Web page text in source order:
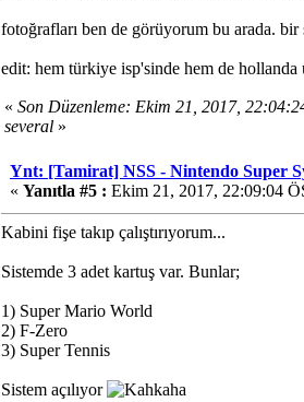
fotoğrafları ben de görüyorum bu arada. bir
edit: hem türkiye isp'sinde hem de
« Son Düzenleme: Ekim 21, 2017,
several »
Ynt: [Tamirat] NSS - Nintendo Super
« Yanıtla #5 : Ekim 21, 2017, 22:09:04
Kabini fişe takıp çalıştırıyorum...
Sistemde 3 adet kartuş var. Bunlar;
1) Super Mario World
2) F-Zero
3) Super Tennis
Sistem açılıyor